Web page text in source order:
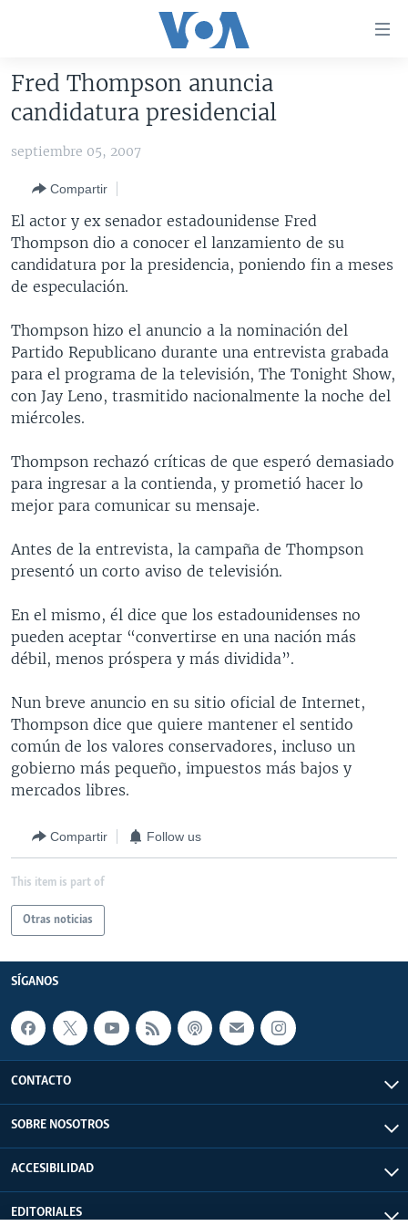
accesibilidad
al
contenido
principal
Salte
navegador
principal
Salte
AMÉRICA DEL NORTE
HAITÍ
ELECCIONES EEUU 2024
ELECCIONES EEUU
VOTO DIVIDIDO
VOA VERIFICA
VOA VERIFICA UCRANIA/RUSIA
VOA VERIFICA INMIGRACIÓN
VOA VERIFICA AMÉRICA LATINA
AMÉRICA LATINA
ARGENTINA
BOLIVIA
COLOMBIA
CHILE
PERÚ
ECUADOR
VENEZUELA
BRASIL
CHINA EN AMÉRICA LATINA
CENTROAMÉRICA
COSTA RICA
EL SALVADOR
GUATEMALA
HONDURAS
NICARAGUA
OTRAS SECCIONES
INMIGRACIÓN
LIBERTAD DE PRENSA
MUNDO
ECONOMÍA
ENTRETENIMIENTO Y CULTURA
TECNOLOGÍA
CIENCIA Y SALUD
ESPECIALES DE LA VOA
LIBERTAD DE PRENSA
UCRANIA
MULTIMEDIA
VIDEOS
FOTOGRAFÍA
PROGRAMAS TV
EL MUNDO AL DÍA
VISIÓN 360
PANORAMA
RADIO
AUDIONOTICIAS
ESTADOS UNIDOS AL DÍA
EL MUNDO AL DÍA [RADIO]
DEPORTIVO INTERNACIONAL
NOTA ECONÓMICA
ENTRETENIMIENTO
DOCUMENTALES DE LA VOA
SÍGANOS
Idiomas
Fred Thompson anuncia
candidatura presidencial
septiembre 05, 2007
Compartir
El actor y ex senador estadounidense Fred
Thompson dio a conocer el lanzamiento de su
candidatura por la presidencia, poniendo fin a meses
de especulación.
Thompson hizo el anuncio a la nominación del
Partido Republicano durante una entrevista grabada
para el programa de la televisión, The Tonight Show,
con Jay Leno, trasmitido nacionalmente la noche del
miércoles.
Thompson rechazó críticas de que esperó demasiado
para ingresar a la contienda, y prometió hacer lo
mejor para comunicar su mensaje.
Antes de la entrevista, la campaña de Thompson
presentó un corto aviso de televisión.
En el mismo, él dice que los estadounidenses no
pueden aceptar “convertirse en una nación más
débil, menos próspera y más dividida”.
Nun breve anuncio en su sitio oficial de Internet,
Thompson dice que quiere mantener el sentido
común de los valores conservadores, incluso un
gobierno más pequeño, impuestos más bajos y
mercados libres.
Compartir Follow us
This item is part of
Otras noticias
SÍGANOS
CONTACTO
SOBRE NOSOTROS
ACCESIBILIDAD
EDITORIALES